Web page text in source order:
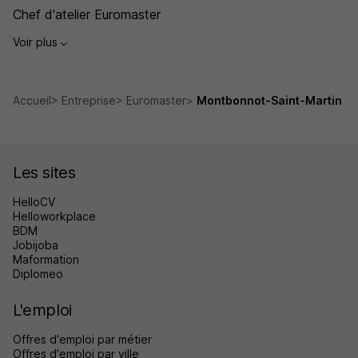
Chef d'atelier Euromaster
Voir plus
Accueil Entreprise Euromaster Montbonnot-Saint-Martin
Les sites
HelloCV
Helloworkplace
BDM
Jobijoba
Maformation
Diplomeo
L'emploi
Offres d'emploi par métier
Offres d'emploi par ville